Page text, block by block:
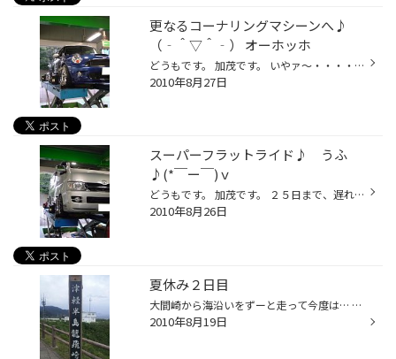
更なるコーナリングマシーンへ♪
（‐＾▽＾‐） オーホッホ
どうもです。 加茂です。 いやァ～・・・・暑すぎますね。 予報だとこのまま９月いっぱいまでこの暑さが続くとの事。 秋は今年はなさそうですね。。。 やはり気候はおかしくなってきておりますね。 未来の子供達の為に『エコ活動』をしていかなくてはなりませんね。 (v_v｡)人(｡v_v)ﾎﾟｯ♪ では、本題...
2010年8月27日
スーパーフラットライド♪ うふ
♪(*￣ー￣)ｖ
どうもです。 加茂です。 ２５日まで、遅れながらの夏休みを頂いておりました。 まあ・・・・生活リズムは大幅に崩れ・・・・駄目人間まっしぐらァ～でしたが♪ 連休明け初日からかなり作業が詰まっており、すでにパツパツ状態。。。 連休中の毒が一気に汗で抜けましたが・・・・何か？ (*￣-￣)y─┛~...
2010年8月26日
夏休み２日目
大間崎から海沿いをずーと走って今度は… 「龍飛崎」にやってまいりました。 これがまた良くて、龍飛岬に津軽海峡。 冬景色ではなかったのですが、まぁー良い所でした。 それとですね…青函トンネルの入口も見に行きまして、運が良かったのか1日に数本しか走ってない北海道行きの電車も見れました。
2010年8月19日